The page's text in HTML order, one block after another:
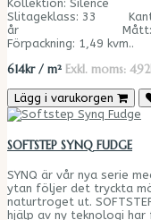
Kollektion: Silence
Slitageklass: 33
år Mått:
Förpackning: 1,49 kvm..
614kr / m² Exkl. moms:
Lägg i varukorgen
SOFTSTEP SYNQ FUDGE
SYNQ är vår nya serie
ytan följer det tryckta
naturtroget ut.
hjälp av ny teknologi